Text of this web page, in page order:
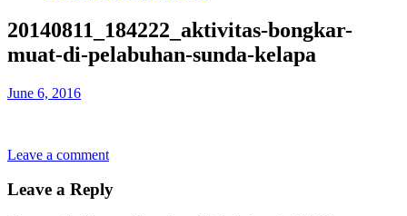
20140811_184222_aktivitas-bongkar-
muat-di-pelabuhan-sunda-kelapa
June 6, 2016
Leave a comment
Leave a Reply